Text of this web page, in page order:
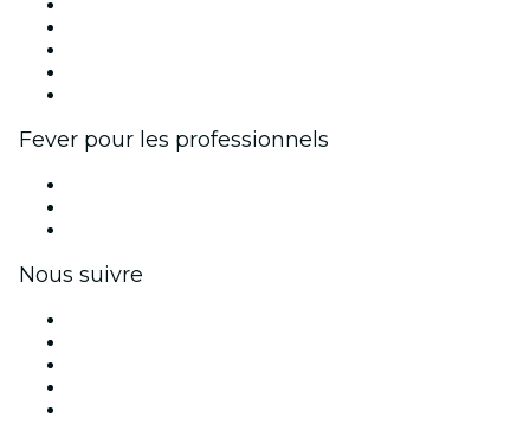
Fever pour les professionnels
Nous suivre